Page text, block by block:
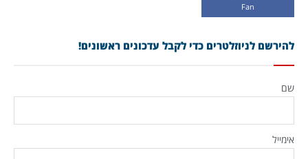
Fan
להירשם לניוזלטרים כדי לקבל עדכונים ראשונים!
שם
אימייל